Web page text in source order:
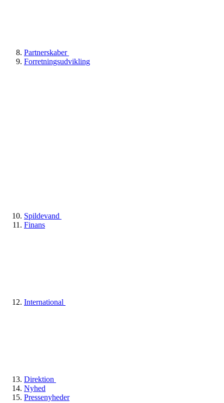
Partnerskaber
Forretningsudvikling
Spildevand
Finans
International
Direktion
Nyhed
Pressenyheder